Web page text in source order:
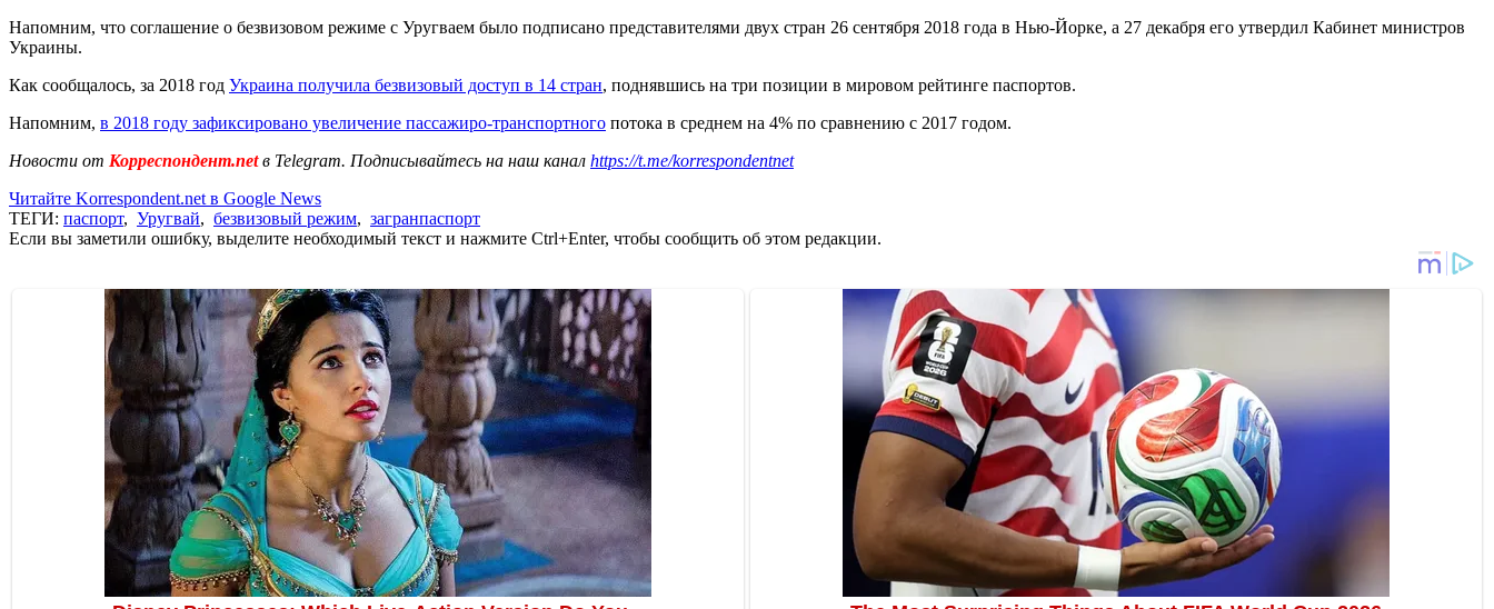
Напомним, что соглашение о безвизовом режиме с Уругваем было подписано представителями двух стран 26 сентября 2018 года в Нью-Йорке, а 27 декабря его утвердил Кабинет министров
Украины.
Как сообщалось, за 2018 год Украина получила безвизовый доступ в 14 стран, поднявшись на три позиции в мировом рейтинге паспортов.
Напомним, в 2018 году зафиксировано увеличение пассажиро-транспортного потока в среднем на 4% по сравнению с 2017 годом.
Новости от Корреспондент.netв Telegram. Подписывайтесь на наш канал https://t.me/korrespondentnet
Читайте Korrespondent.net в Google News
ТЕГИ: паспорт, Уругвай, безвизовый режим, загранпаспорт
Если вы заметили ошибку, выделите необходимый текст и нажмите Ctrl+Enter, чтобы сообщить об этом редакции.